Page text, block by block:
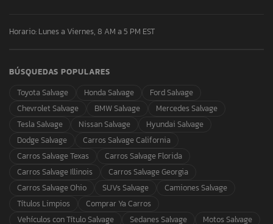
Horario: Lunes a Viernes, 8 AM a 5 PM EST
BÚSQUEDAS POPULARES
Toyota Salvage
Honda Salvage
Ford Salvage
Chevrolet Salvage
BMW Salvage
Mercedes Salvage
Tesla Salvage
Nissan Salvage
Hyundai Salvage
Dodge Salvage
Carros Salvage California
Carros Salvage Texas
Carros Salvage Florida
Carros Salvage Illinois
Carros Salvage Georgia
Carros Salvage Ohio
SUVs Salvage
Camiones Salvage
Títulos Limpios
Comprar Ya Carros
Vehículos con Título Salvage
Sedanes Salvage Motos Salvage